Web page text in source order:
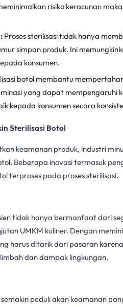
risiko keracunan
Proses sterilisasitidak hanya
simpan produk. Ini
konsumen.
botol membantu
yang dapat mempengaruhi
kepada konsumen secara
Sterilisasi Botol
keamanan produk, industri
. Beberapa inovasi termasuk
terproses pada proses sterilisasi.
tidak hanya bermanfaat dari
UMKM kuliner. Dengan
harus ditarik dari pasaran
dan dampak lingkungan.
peduli akan keamanan